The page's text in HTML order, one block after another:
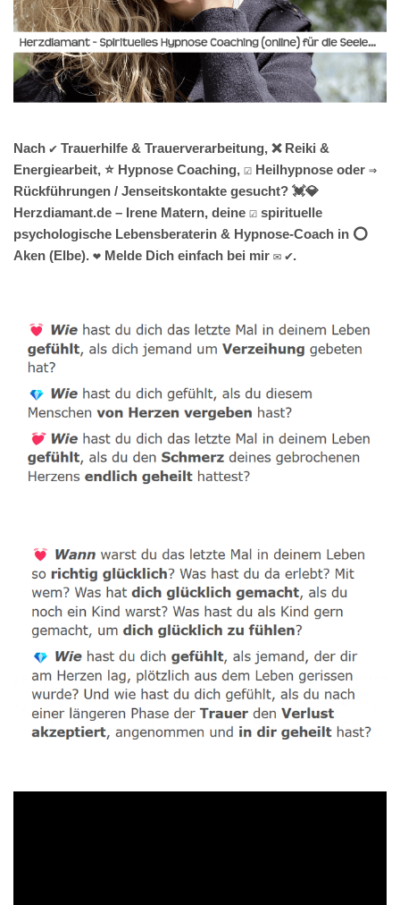
Nach ✔️ Trauerhilfe & Trauerverarbeitung, ❌ Reiki &
Energiearbeit, ⭐ Hypnose Coaching, ☑️ Heilhypnose oder ⇒
Rückführungen / Jenseitskontakte gesucht? 💓️💎
Herzdiamant.de – Irene Matern, deine ☑️ spirituelle
psychologische Lebensberaterin & Hypnose-Coach in ⭕
Aken (Elbe). ❤ Melde Dich einfach bei mir ✉ ✔.